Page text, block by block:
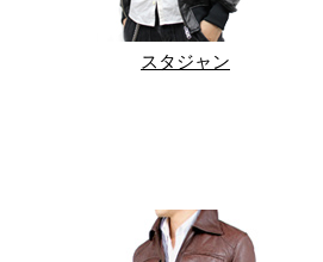
スタジャン